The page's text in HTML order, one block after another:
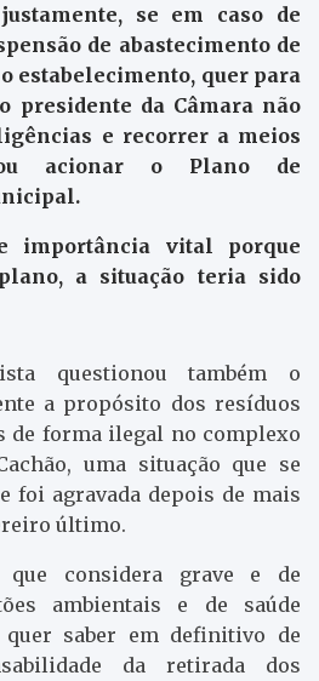
justamente, se em caso de
de abastecimento de
estabelecimento, quer para
presidente da Câmara não
e recorrer a meios
acionar o Plano de
importância vital porque
a situação teria sido
questionou também o
a propósito dos resíduos
de forma ilegal no complexo
uma situação que se
foi agravada depois de mais
último.
que considera grave e de
ambientais e de saúde
quer saber em definitivo de
da retirada dos